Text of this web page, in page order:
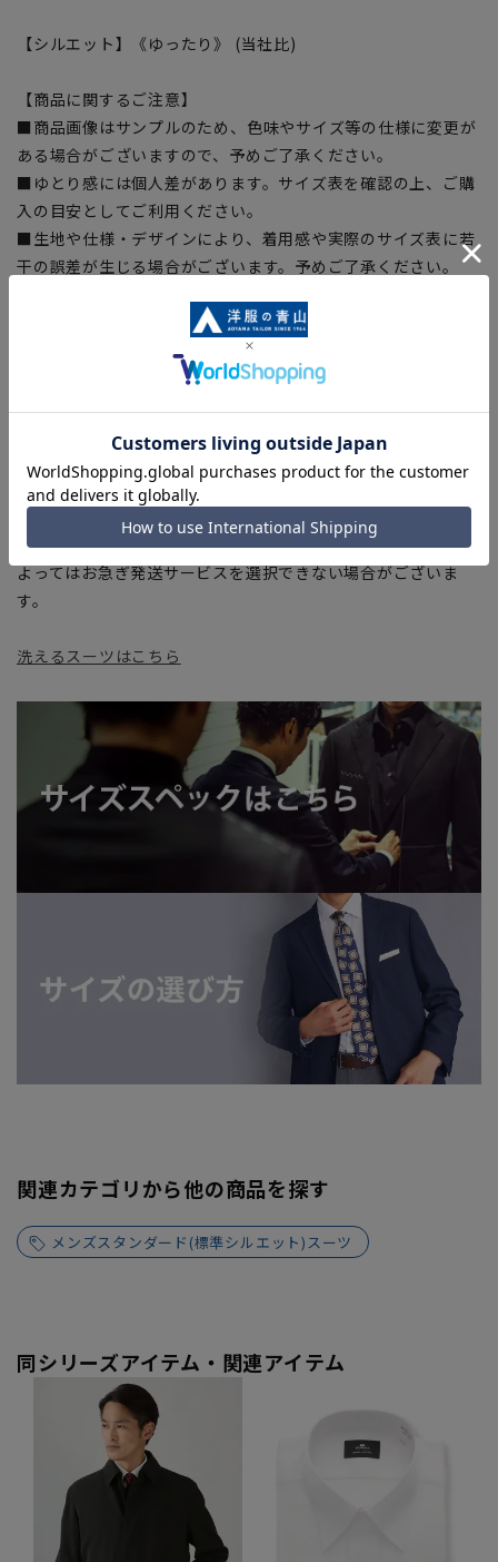
【シルエット】《ゆったり》 (当社比)
【商品に関するご注意】
■商品画像はサンプルのため、色味やサイズ等の仕様に変更が
ある場合がございますので、予めご了承ください。
■ゆとり感には個人差があります。サイズ表を確認の上、ご購
入の目安としてご利用ください。
■生地や仕様・デザインにより、着用感や実際のサイズ表に若
干の誤差が生じる場合がございます。予めご了承ください。
部、商品現物におすすめサイズ(ヌードサイズ)を記載している
■ブラウザやお使いのモニター環境、また撮影時の室内外の光
■店舗や各モールサイトと商品在庫を共有しております関係
上、ご注文いただいたタイミングにより欠品が発生し、ご注文
を完了できない場合がございます。予めご了承ください。
■お急ぎ発送のご注文につきましても、ご注文のタイミングに
よってはお急ぎ発送サービスを選択できない場合がございま
す。
洗えるスーツはこちら
関連カテゴリから他の商品を探す
メンズスタンダード(標準シルエット)スーツ
同シリーズアイテム・関連アイテム